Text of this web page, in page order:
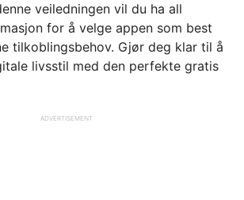
veiledningen vil du ha all
for å velge appen som best
tilkoblingsbehov. Gjør deg klar til å
livsstil med den perfekte gratis
ADVERTISEMENT